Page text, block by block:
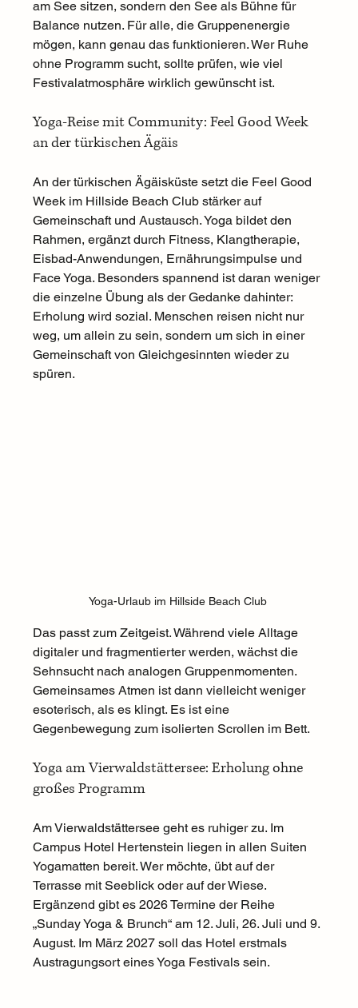
am See sitzen, sondern den See als Bühne für
Balance nutzen. Für alle, die Gruppenenergie
mögen, kann genau das funktionieren. Wer Ruhe
ohne Programm sucht, sollte prüfen, wie viel
Festivalatmosphäre wirklich gewünscht ist.
Yoga-Reise mit Community: Feel Good Week
an der türkischen Ägäis
An der türkischen Ägäisküste setzt die Feel Good
Week im Hillside Beach Club stärker auf
Gemeinschaft und Austausch. Yoga bildet den
Rahmen, ergänzt durch Fitness, Klangtherapie,
Eisbad-Anwendungen, Ernährungsimpulse und
Face Yoga. Besonders spannend ist daran weniger
die einzelne Übung als der Gedanke dahinter:
Erholung wird sozial. Menschen reisen nicht nur
weg, um allein zu sein, sondern um sich in einer
Gemeinschaft von Gleichgesinnten wieder zu
spüren.
Yoga-Urlaub im Hillside Beach Club
Das passt zum Zeitgeist. Während viele Alltage
digitaler und fragmentierter werden, wächst die
Sehnsucht nach analogen Gruppenmomenten.
Gemeinsames Atmen ist dann vielleicht weniger
esoterisch, als es klingt. Es ist eine
Gegenbewegung zum isolierten Scrollen im Bett.
Yoga am Vierwaldstättersee: Erholung ohne
großes Programm
Am Vierwaldstättersee geht es ruhiger zu. Im
Campus Hotel Hertenstein liegen in allen Suiten
Yogamatten bereit. Wer möchte, übt auf der
Terrasse mit Seeblick oder auf der Wiese.
Ergänzend gibt es 2026 Termine der Reihe
„Sunday Yoga & Brunch“ am 12. Juli, 26. Juli und 9.
August. Im März 2027 soll das Hotel erstmals
Austragungsort eines Yoga Festivals sein.